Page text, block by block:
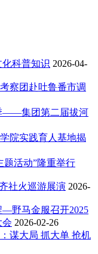
科普知识 2026-04-
察团赴吐鲁番市调
——集团第二届拔河
院实践育人基地揭
活动”隆重举行
社火巡游展演 2026-
—野马金服召开2025
会 2026-02-26
谋大局 抓大单 抢机